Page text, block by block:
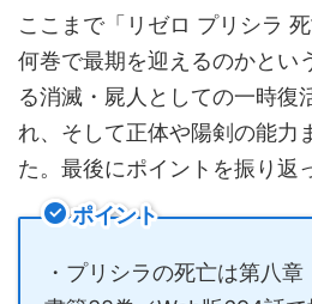
ここまで「リゼロ プリシラ
何巻で最期を迎えるのかとい
る消滅・屍人としての一時復
れ、そして正体や陽剣の能力
た。最後にポイントを振り返
ポイント
・プリシラの死亡は第八章